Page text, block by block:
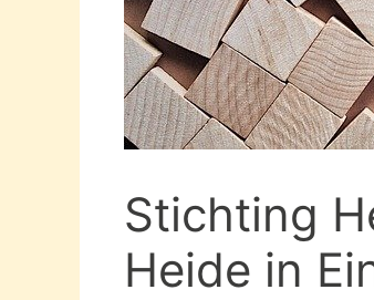
Stichting
Heide in